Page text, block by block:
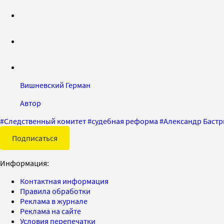
Вишневский Герман
Автор
#Следственный комитет#судебная реформа #Александр
Подписаться
Информация:
Контактная информация
Правила обработки
Реклама в журнале
Реклама на сайте
Условия перепечатки